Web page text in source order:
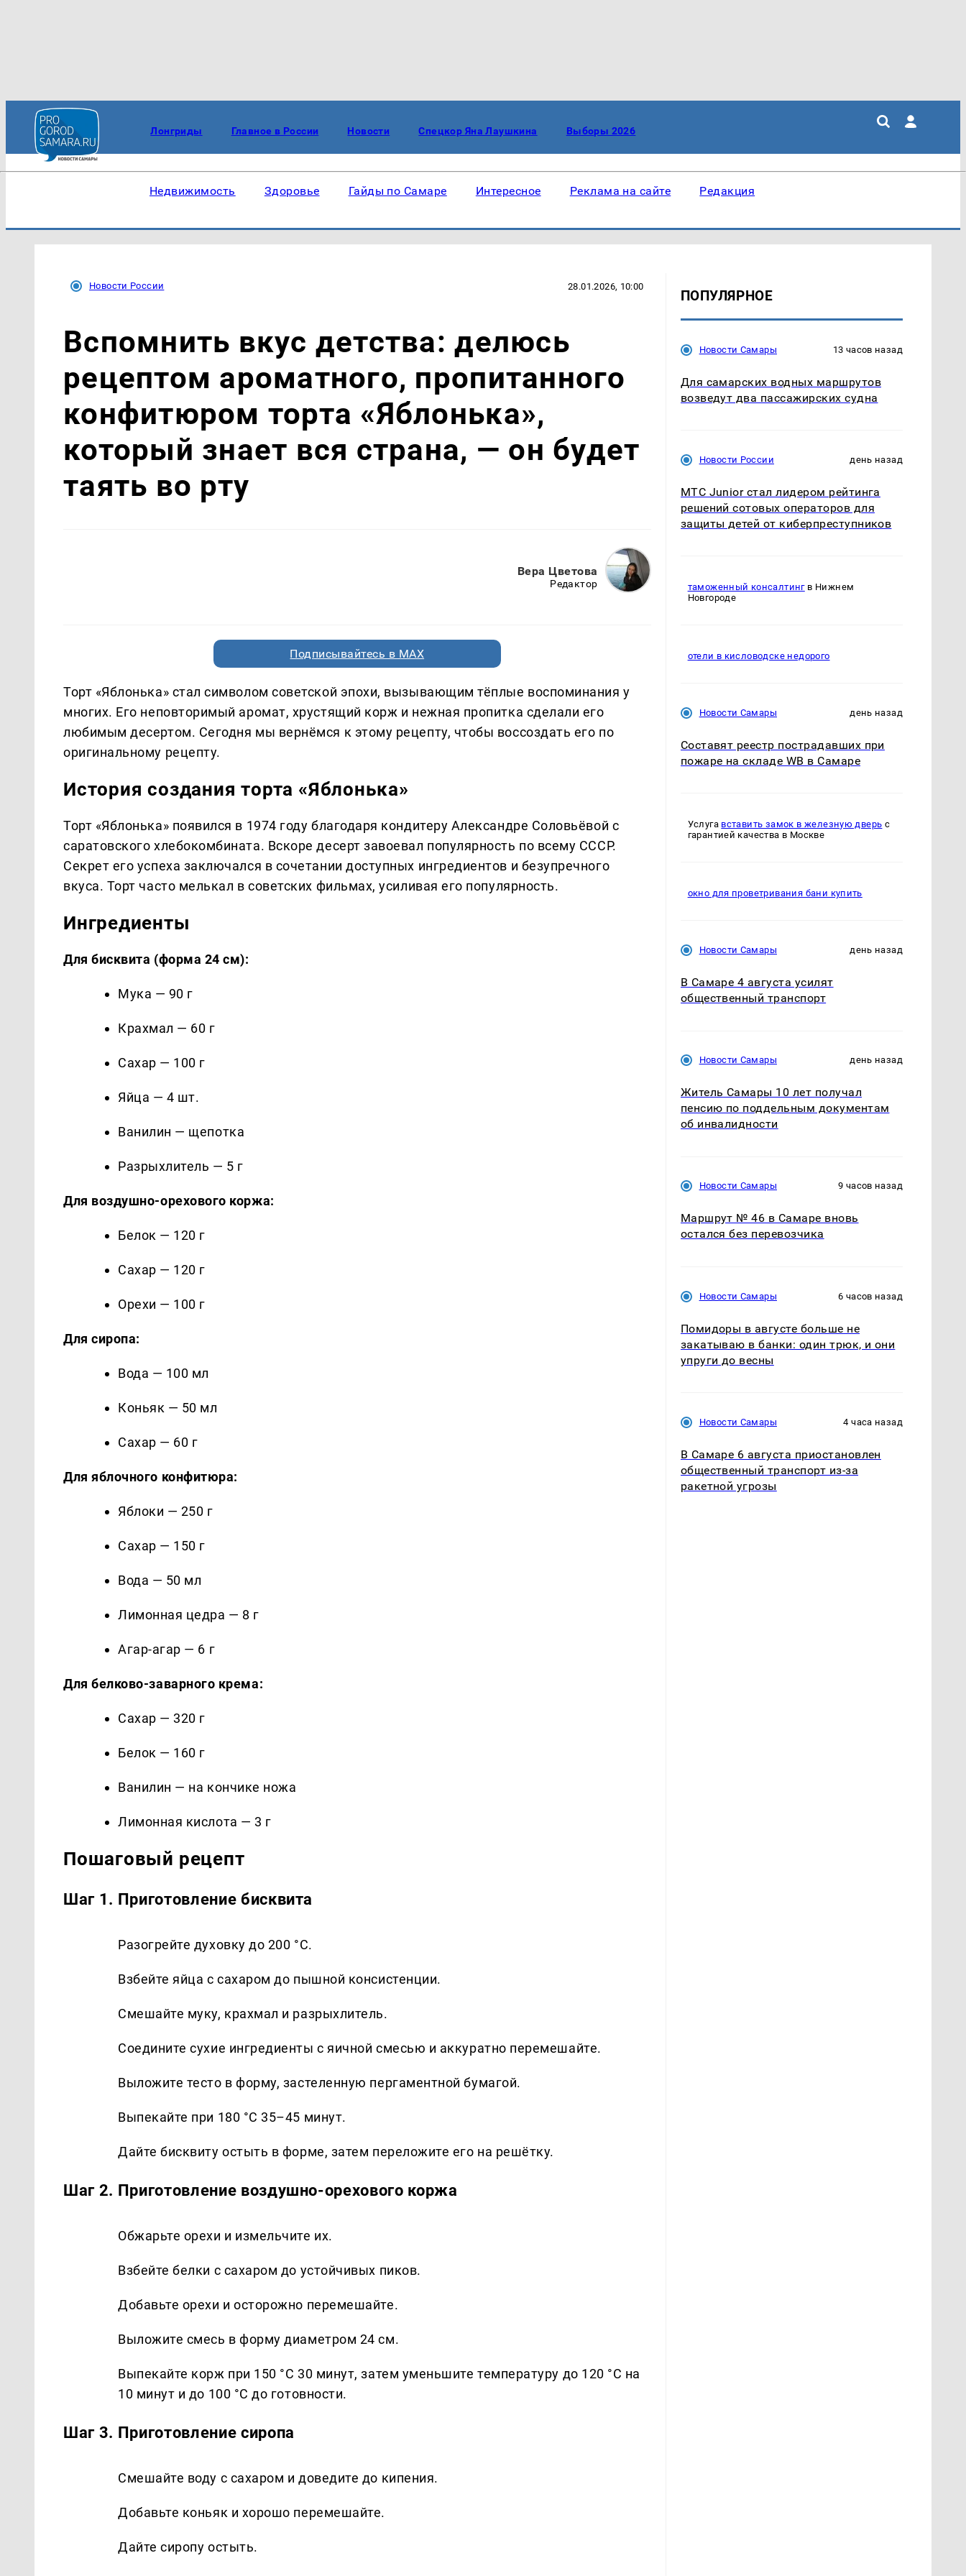
Лонгриды Главное в России Новости Спецкор Яна Лаушкина Выборы 2026
Недвижимость Здоровье Гайды по Самаре Интересное Реклама на сайте Редакция
Новости России 28.01.2026, 10:00
Вспомнить вкус детства: делюсь
рецептом ароматного, пропитанного
конфитюром торта «Яблонька»,
который знает вся страна, — он будет
таять во рту
Вера Цветова
Редактор
Подписывайтесь в MAX
Торт «Яблонька» стал символом советской эпохи, вызывающим тёплые воспоминания у
многих. Его неповторимый аромат, хрустящий корж и нежная пропитка сделали его
любимым десертом. Сегодня мы вернёмся к этому рецепту, чтобы воссоздать его по
оригинальному рецепту.
История создания торта «Яблонька»
Торт «Яблонька» появился в 1974 году благодаря кондитеру Александре Соловьёвой с
саратовского хлебокомбината. Вскоре десерт завоевал популярность по всему СССР.
Секрет его успеха заключался в сочетании доступных ингредиентов и безупречного
вкуса. Торт часто мелькал в советских фильмах, усиливая его популярность.
Ингредиенты
Для бисквита (форма 24 см):
Мука — 90 г
Крахмал — 60 г
Сахар — 100 г
Яйца — 4 шт.
Ванилин — щепотка
Разрыхлитель — 5 г
Для воздушно-орехового коржа:
Белок — 120 г
Сахар — 120 г
Орехи — 100 г
Для сиропа:
Вода — 100 мл
Коньяк — 50 мл
Сахар — 60 г
Для яблочного конфитюра:
Яблоки — 250 г
Сахар — 150 г
Вода — 50 мл
Лимонная цедра — 8 г
Агар-агар — 6 г
Для белково-заварного крема:
Сахар — 320 г
Белок — 160 г
Ванилин — на кончике ножа
Лимонная кислота — 3 г
Пошаговый рецепт
Шаг 1. Приготовление бисквита
Разогрейте духовку до 200 °С.
Взбейте яйца с сахаром до пышной консистенции.
Смешайте муку, крахмал и разрыхлитель.
Соедините сухие ингредиенты с яичной смесью и аккуратно перемешайте.
Выложите тесто в форму, застеленную пергаментной бумагой.
Выпекайте при 180 °С 35–45 минут.
Дайте бисквиту остыть в форме, затем переложите его на решётку.
Шаг 2. Приготовление воздушно-орехового коржа
Обжарьте орехи и измельчите их.
Взбейте белки с сахаром до устойчивых пиков.
Добавьте орехи и осторожно перемешайте.
Выложите смесь в форму диаметром 24 см.
Выпекайте корж при 150 °С 30 минут, затем уменьшите температуру до 120 °С на
10 минут и до 100 °С до готовности.
Шаг 3. Приготовление сиропа
Смешайте воду с сахаром и доведите до кипения.
Добавьте коньяк и хорошо перемешайте.
Дайте сиропу остыть.
ПОПУЛЯРНОЕ
Новости Самары 13 часов назад
Для самарских водных маршрутов
возведут два пассажирских судна
Новости России день назад
МТС Junior стал лидером рейтинга
решений сотовых операторов для
защиты детей от киберпреступников
таможенный консалтингв Нижнем
Новгороде
отели в кисловодске недорого
Новости Самары день назад
Составят реестр пострадавших при
пожаре на складе WB в Самаре
Услуга вставить замок в железную дверь с
гарантией качества в Москве
окно для проветривания бани купить
Новости Самары день назад
В Самаре 4 августа усилят
общественный транспорт
Новости Самары день назад
Житель Самары 10 лет получал
пенсию по поддельным документам
об инвалидности
Новости Самары 9 часов назад
Маршрут № 46 в Самаре вновь
остался без перевозчика
Новости Самары 6 часов назад
Помидоры в августе больше не
закатываю в банки: один трюк, и они
упруги до весны
Новости Самары 4 часа назад
В Самаре 6 августа приостановлен
общественный транспорт из-за
ракетной угрозы